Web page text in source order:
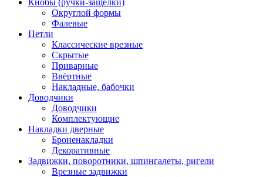
Кнобы (ручки-защелки)
Округлой формы
Фалевые
Петли
Классические врезные
Скрытые
Приварные
Ввёртные
Накладные, бабочки
Доводчики
Доводчики
Комплектующие
Накладки дверные
Броненакладки
Декоративные
Задвижки, поворотники, шпингалеты, ригели
Врезные задвижки